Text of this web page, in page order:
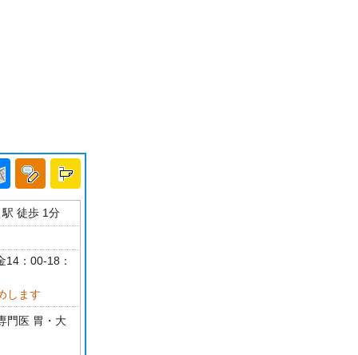
徒歩 1分
：00-18：
します
門医 胃・大